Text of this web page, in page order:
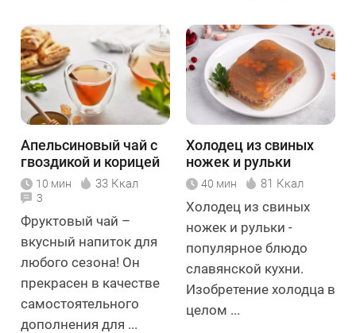
Апельсиновый чай с
гвоздикой и корицей
10 мин 33 Ккал
3
Фруктовый чай –
вкусный напиток для
любого сезона! Он
прекрасен в качестве
самостоятельного
дополнения для ...
Холодец из свиных
ножек и рульки
40 мин 81 Ккал
Холодец из свиных
ножек и рульки -
популярное блюдо
славянской кухни.
Изобретение холодца в
целом ...